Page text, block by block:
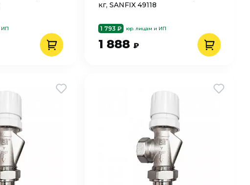
ИП
кг, SANFIX 49118
1 793 ₽ юр. лицам и ИП
1 888 ₽